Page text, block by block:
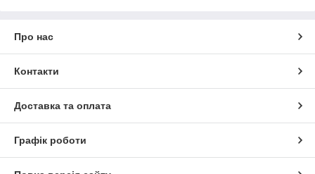
Про нас
Контакти
Доставка та оплата
Графік роботи